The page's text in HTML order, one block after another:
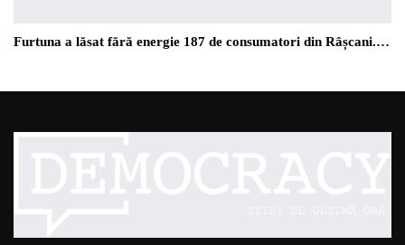
Furtuna a lăsat fără energie 187 de consumatori din Râșcani.…